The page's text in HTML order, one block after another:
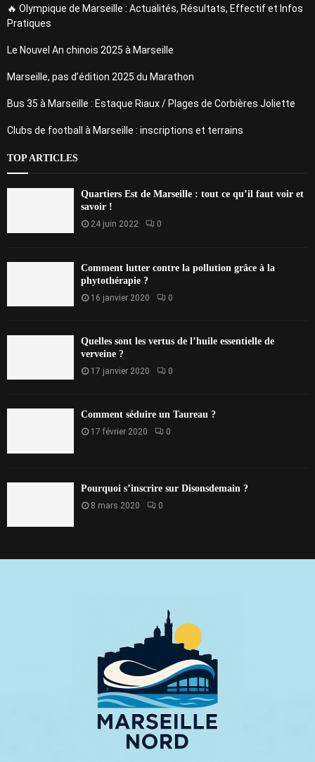
🔥 Olympique de Marseille : Actualités, Résultats, Effectif et Infos
Pratiques
Le Nouvel An chinois 2025 à Marseille
Marseille, pas d’édition 2025 du Marathon
Bus 35 à Marseille : Estaque Riaux / Plages de Corbières Joliette
Clubs de football à Marseille : inscriptions et terrains
TOP ARTICLES
Quartiers Est de Marseille : tout ce qu’il faut voir et
savoir !
24 juin 2022 0
Comment lutter contre la pollution grâce à la
phytothérapie ?
16 janvier 2020 0
Quelles sont les vertus de l’huile essentielle de
verveine ?
17 janvier 2020 0
Comment séduire un Taureau ?
17 février 2020 0
Pourquoi s’inscrire sur Disonsdemain ?
8 mars 2020 0